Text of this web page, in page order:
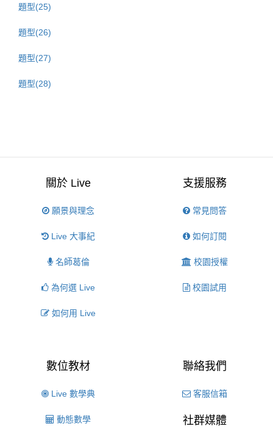
題型(25)
題型(26)
題型(27)
題型(28)
關於 Live
願景與理念
Live 大事紀
名師葛倫
為何選 Live
如何用 Live
支援服務
常見問答
如何訂閱
校園授權
校園試用
數位教材
Live 數學典
動態數學
聯絡我們
客服信箱
社群媒體